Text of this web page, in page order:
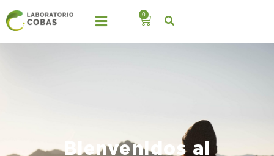
0
Bienvenidos al